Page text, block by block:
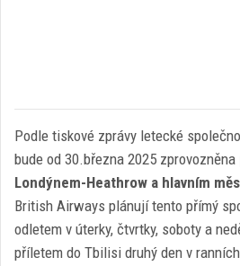
Podle tiskové zprávy letecké
bude od 30.března 2025 zprovozněna
Londýnem-Heathrow a hlavním
British Airways plánují tento přímý
odletem v úterky, čtvrtky, soboty a
příletem do Tbilisi druhý den v